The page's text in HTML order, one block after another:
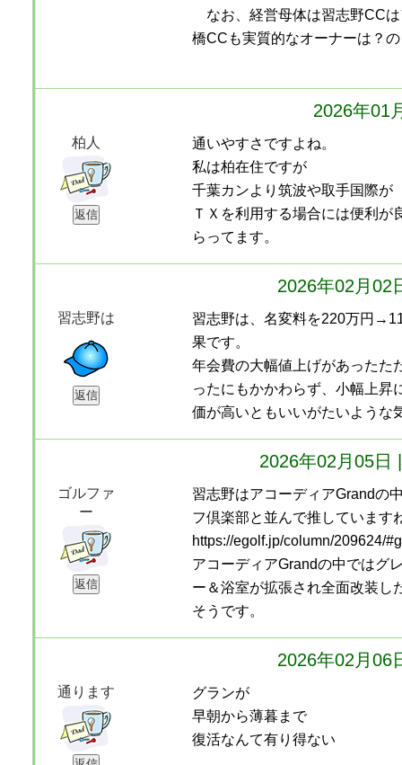
なお、経営母体は習志野CC
橋CCも実質的なオーナーは？
2026年01
柏人
通いやすさですよね。
私は柏在住ですが
千葉カンより筑波や取手国際が
ＴＸを利用する場合には便利が
らってます。
2026年02月02
習志野は
習志野は、名変料を220万円
果です。
年会費の大幅値上げがあったた
ったにもかかわらず、小幅上昇
価が高いともいいがたいような
2026年02月05日
ゴルファ
ー
習志野はアコーディアGrandの
フ倶楽部と並んで推しています
https://egolf.jp/column/209624/
アコーディアGrandの中ではグ
ー＆浴室が拡張され全面改装し
そうです。
2026年02月06
通ります
グランが
早朝から薄暮まで
復活なんて有り得ない